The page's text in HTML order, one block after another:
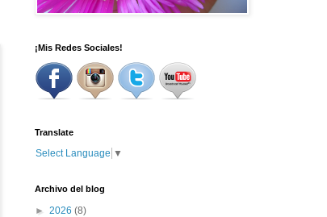
¡Mis Redes Sociales!
Translate
Select Language ▼
Archivo del blog
► 2026 (8)